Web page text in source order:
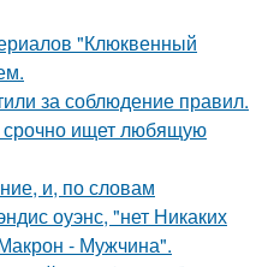
"Клюквенный
за соблюдение правил.
срочно ищет любящую
и, по словам
оуэнс, "нет Никаких
- Мужчина".